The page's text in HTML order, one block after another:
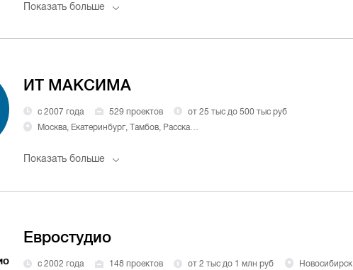
Показать больше
ИТ МАКСИМА
с 2007 года 529 проектов
от 25 тыс до 500 тыс руб
Москва, Екатеринбург, Тамбов, Рассказово
Показать больше
Евростудио
с 2002 года 148 проектов от 2 тыс до 1 млн руб Новосибирск